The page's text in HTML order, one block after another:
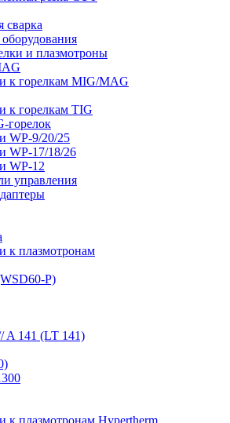
сварка
и плазмотроны
к горелкам MIG/MAG
к горелкам TIG
горелок
WP-9/20/25
WP-17/18/26
WP-12
управления
к плазмотронам
P)
A 141 (LT 141)
к плазмотронам Hypertherm